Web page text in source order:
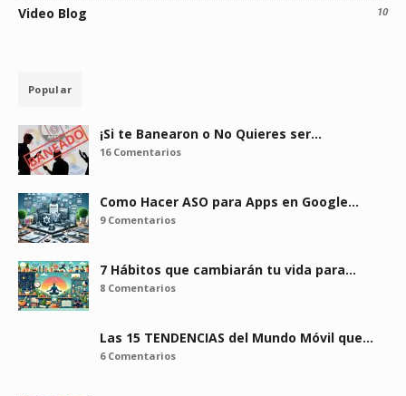
Video Blog 10
Popular
¡Si te Banearon o No Quieres ser…
16 Comentarios
Como Hacer ASO para Apps en Google…
9 Comentarios
7 Hábitos que cambiarán tu vida para…
8 Comentarios
Las 15 TENDENCIAS del Mundo Móvil que…
6 Comentarios